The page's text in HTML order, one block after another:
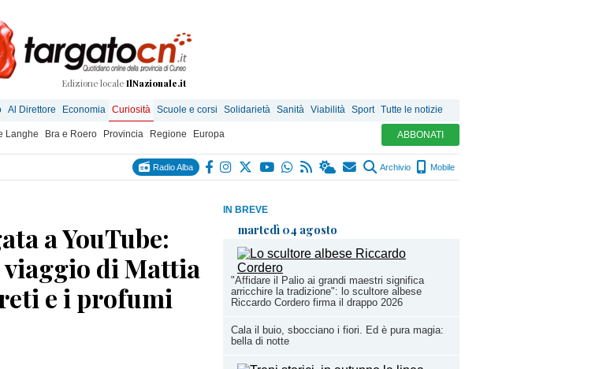
Edizione locale IlNazionale.it
Al Direttore Economia Curiosità Scuole e corsi Solidarietà Sanità Viabilità Sport Tutte le notizie
Langhe Bra e Roero Provincia Regione Europa ABBONATI
Radio Alba Archivio Mobile
IN BREVE
martedì 04 agosto
"Affidare il Palio ai grandi maestri significa
arricchire la tradizione": lo scultore albese
Riccardo Cordero firma il drappo 2026
Cala il buio, sbocciano i fiori. Ed è pura magia:
bella di notte
a YouTube:
di Mattia
e i profumi